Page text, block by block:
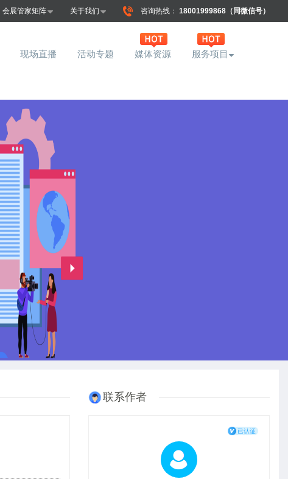
会展管家矩阵 关于我们 咨询热线： 18001999868（同微信号）
现场直播 活动专题 媒体资源 服务项目
联系作者